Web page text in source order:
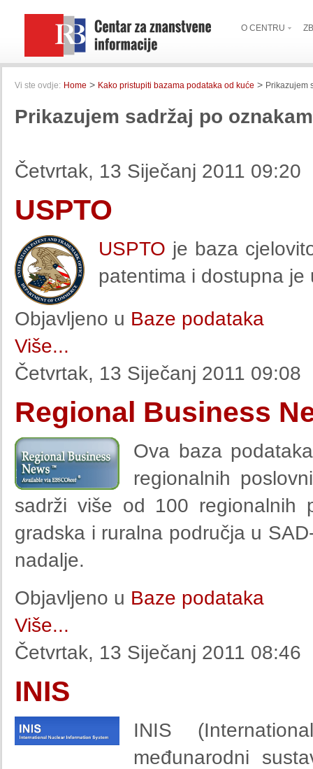
O CENTRU
Vi ste ovdje: Home > Kako pristupiti bazama podataka od kuće > Prikazujem
Prikazujem sadržaj po
Četvrtak, 13 Siječanj 2011 09:20
USPTO
USPTO je baza
patentima i dostupna
Objavljeno u Baze podataka
Više...
Četvrtak, 13 Siječanj 2011 09:08
Regional Business
Ova baza
regionalnih
sadrži više od 100 regionalnih
gradska i ruralna područja u
nadalje.
Objavljeno u Baze podataka
Više...
Četvrtak, 13 Siječanj 2011 08:46
INIS
INIS
međunarodni